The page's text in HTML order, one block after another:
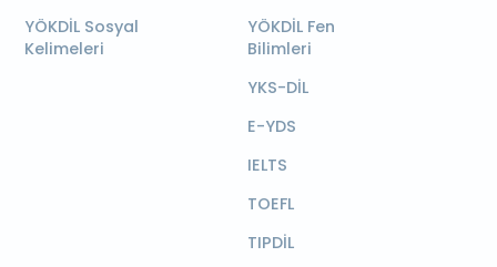
YÖKDİL Sosyal
Kelimeleri
YÖKDİL Fen
Bilimleri
YKS-DİL
E-YDS
IELTS
TOEFL
TIPDİL